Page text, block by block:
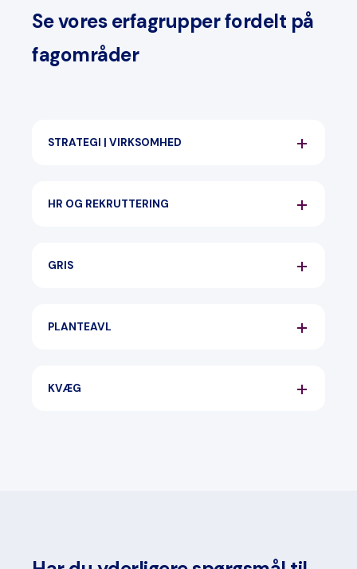
Se vores erfagrupper fordelt på
fagområder
STRATEGI | VIRKSOMHED
HR OG REKRUTTERING
GRIS
PLANTEAVL
KVÆG